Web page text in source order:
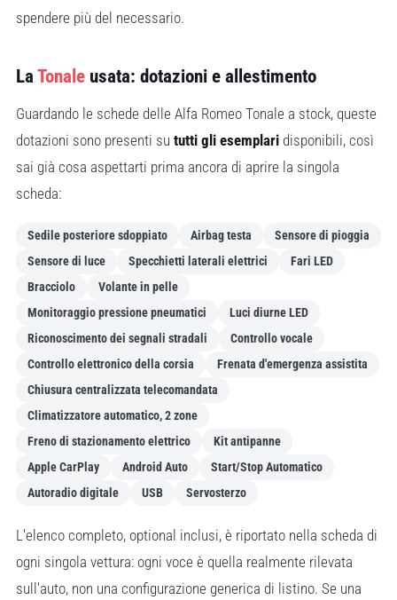
spendere più del necessario.
LaTonale usata: dotazioni e allestimento
Guardando le schede delle Alfa Romeo Tonale a stock, queste
dotazioni sono presenti su tutti gli esemplari disponibili, così
sai già cosa aspettarti prima ancora di aprire la singola
scheda:
Sedile posteriore sdoppiato Airbag testa
Sensore di pioggia
Sensore di luce
Specchietti laterali elettrici
Fari LED
Bracciolo
Volante in pelle
Monitoraggio pressione pneumatici
Luci diurne LED
Riconoscimento dei segnali stradali
Controllo vocale
Controllo elettronico della corsia
Frenata d'emergenza assistita
Chiusura centralizzata telecomandata
Climatizzatore automatico, 2 zone
Freno di stazionamento elettrico
Kit antipanne
Apple CarPlay
Android Auto
Start/Stop Automatico
Autoradio digitale
USB Servosterzo
L'elenco completo, optional inclusi, è riportato nella scheda di
ogni singola vettura: ogni voce è quella realmente rilevata
sull'auto, non una configurazione generica di listino. Se una